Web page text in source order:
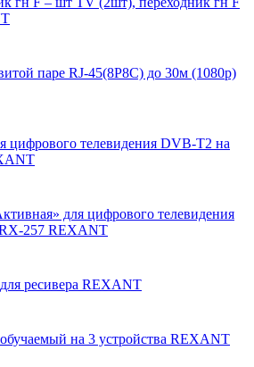
паре RJ-45(8P8C) до 30м (1080p)
цифрового телевидения DVB-T2 на
для цифрового телевидения
257 REXANT
ресивера REXANT
на 3 устройства REXANT